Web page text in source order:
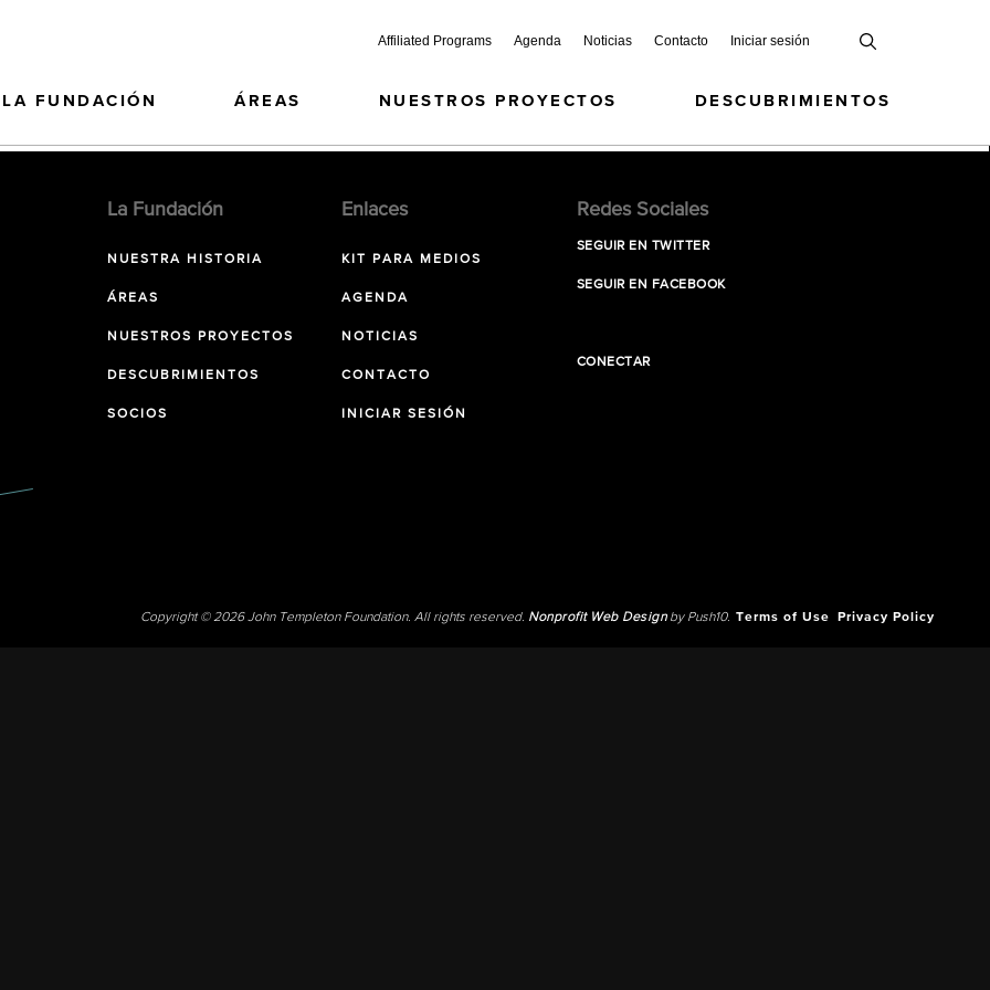
Affiliated Programs Agenda Noticias Contacto Iniciar sesión
LA FUNDACIÓN ÁREAS NUESTROS PROYECTOS DESCUBRIMIENTOS
La Fundación
NUESTRA HISTORIA
ÁREAS
NUESTROS PROYECTOS
DESCUBRIMIENTOS
SOCIOS
Enlaces
KIT PARA MEDIOS
AGENDA
NOTICIAS
CONTACTO
INICIAR SESIÓN
Redes Sociales
SEGUIR EN TWITTER
SEGUIR EN FACEBOOK
CONECTAR
Copyright © 2026 John Templeton Foundation. All rights reserved. Nonprofit Web Designby Push10. Terms of Use Privacy Policy